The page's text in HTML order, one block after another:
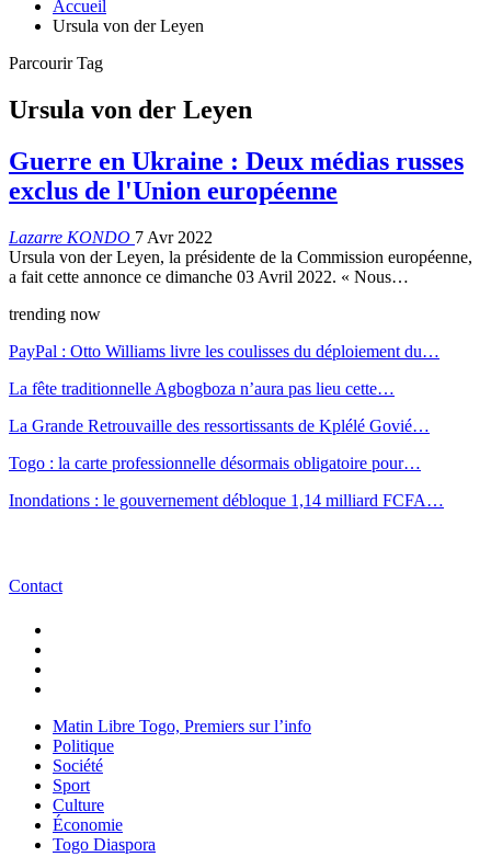
Accueil
Ursula von der Leyen
Parcourir Tag
Ursula von der Leyen
Guerre en Ukraine : Deux médias russes
exclus de l'Union européenne
Lazarre KONDO 7 Avr 2022
Ursula von der Leyen, la présidente de la Commission européenne,
a fait cette annonce ce dimanche 03 Avril 2022. « Nous…
trending now
PayPal : Otto Williams livre les coulisses du déploiement du…
La fête traditionnelle Agbogboza n’aura pas lieu cette…
La Grande Retrouvaille des ressortissants de Kplélé Govié…
Togo : la carte professionnelle désormais obligatoire pour…
Inondations : le gouvernement débloque 1,14 milliard FCFA…
Contact
Matin Libre Togo, Premiers sur l’info
Politique
Société
Sport
Culture
Économie
Togo Diaspora